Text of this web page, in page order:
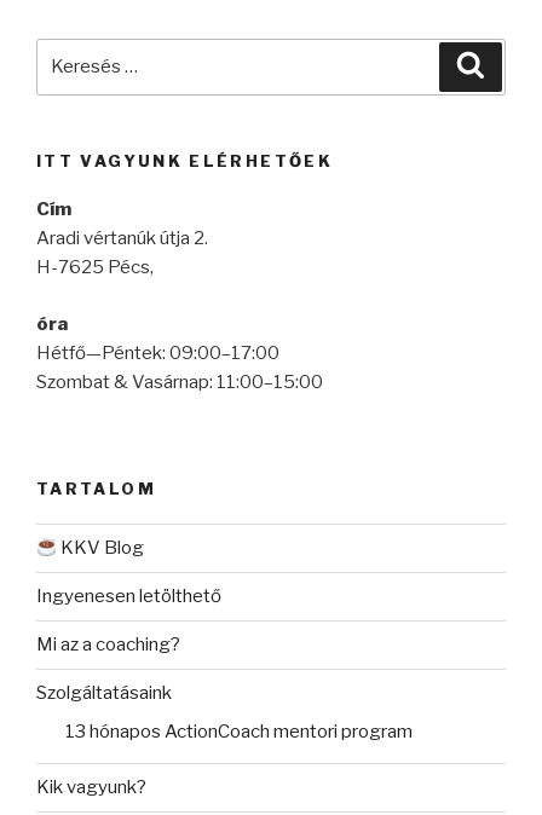
ITT VAGYUNK ELÉRHETŐEK
Cím
Aradi vértanúk útja 2.
H-7625 Pécs,
óra
Hétfő—Péntek: 09:00–17:00
Szombat & Vasárnap: 11:00–15:00
TARTALOM
KKV Blog
Ingyenesen letölthető
Mi az a coaching?
Szolgáltatásaink
13 hónapos ActionCoach mentori program
Kik vagyunk?